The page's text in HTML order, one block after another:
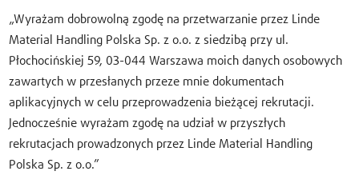
„Wyrażam dobrowolną zgodę na przetwarzanie przez Linde
Material Handling Polska Sp. z o.o. z siedzibą przy ul.
Płochocińskiej 59, 03-044 Warszawa moich danych osobowych
zawartych w przesłanych przeze mnie dokumentach
aplikacyjnych w celu przeprowadzenia bieżącej rekrutacji.
Jednocześnie wyrażam zgodę na udział w przyszłych
rekrutacjach prowadzonych przez Linde Material Handling
Polska Sp. z o.o.”